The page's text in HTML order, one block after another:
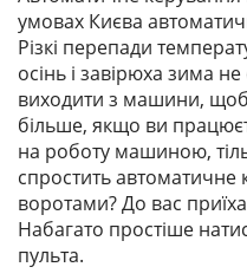
умовах Києва
Різкі перепади
осінь і завірюха зима
виходити з машини, щоб
більше, якщо ви
на роботу машиною,
спростить автоматичне
воротами? До вас
Набагато простіше
пульта.